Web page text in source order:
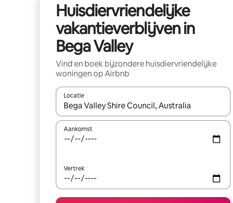
Huisdiervriendelijke
vakantieverblijven in
Bega Valley
Vind en boek bijzondere huisdiervriendelijke
woningen op Airbnb
Locatie
Wanneer er resultaten beschikbaar zijn, maak je
Aankomst
Vertrek